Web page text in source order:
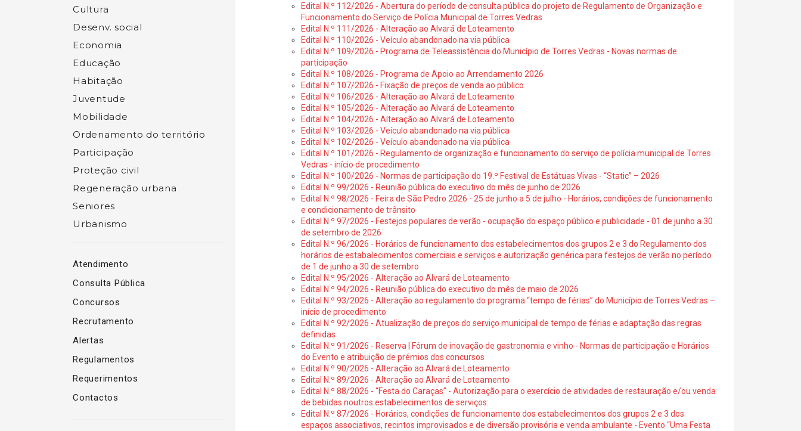
Cultura
Desenv. social
Economia
Educação
Habitação
Juventude
Mobilidade
Ordenamento do território
Participação
Proteção civil
Regeneração urbana
Seniores
Urbanismo
Atendimento
Consulta Pública
Concursos
Recrutamento
Alertas
Regulamentos
Requerimentos
Contactos
Edital N.º 112/2026 - Abertura do período de consulta pública do projeto de Regulamento de Organização e
Funcionamento do Serviço de Polícia Municipal de Torres Vedras
Edital N.º 111/2026 - Alteração ao Alvará de Loteamento
Edital N.º 110/2026 - Veículo abandonado na via pública
Edital N.º 109/2026 - Programa de Teleassistência do Município de Torres Vedras - Novas normas de
participação
Edital N.º 108/2026 - Programa de Apoio ao Arrendamento 2026
Edital N.º 107/2026 - Fixação de preços de venda ao público
Edital N.º 106/2026 - Alteração ao Alvará de Loteamento
Edital N.º 105/2026 - Alteração ao Alvará de Loteamento
Edital N.º 104/2026 - Alteração ao Alvará de Loteamento
Edital N.º 103/2026 - Veículo abandonado na via pública
Edital N.º 102/2026 - Veículo abandonado na via pública
Edital N.º 101/2026 - Regulamento de organização e funcionamento do serviço de polícia municipal de Torres
Vedras - início de procedimento
Edital N.º 100/2026 - Normas de participação do 19.º Festival de Estátuas Vivas - “Static” – 2026
Edital N.º 99/2026 - Reunião pública do executivo do mês de junho de 2026
Edital N.º 98/2026 - Feira de São Pedro 2026 - 25 de junho a 5 de julho - Horários, condições de funcionamento
e condicionamento de trânsito
Edital N.º 97/2026 - Festejos populares de verão - ocupação do espaço público e publicidade - 01 de junho a 30
de setembro de 2026
Edital N.º 96/2026 - Horários de funcionamento dos estabelecimentos dos grupos 2 e 3 do Regulamento dos
horários de estabalecimentos comerciais e serviços e autorização genérica para festejos de verão no período
de 1 de junho a 30 de setembro
Edital N.º 95/2026 - Alteração ao Alvará de Loteamento
Edital N.º 94/2026 - Reunião pública do executivo do mês de maio de 2026
Edital N.º 93/2026 - Alteração ao regulamento do programa “tempo de férias” do Município de Torres Vedras –
início de procedimento
Edital N.º 92/2026 - Atualização de preços do serviço municipal de tempo de férias e adaptação das regras
definidas
Edital N.º 91/2026 - Reserva | Fórum de inovação de gastronomia e vinho - Normas de participação e Horários
do Evento e atribuição de prémios dos concursos
Edital N.º 90/2026 - Alteração ao Alvará de Loteamento
Edital N.º 89/2026 - Alteração ao Alvará de Loteamento
Edital N.º 88/2026 - “Festa do Caraças” - Autorização para o exercício de atividades de restauração e/ou venda
de bebidas noutros estabelecimentos de serviços:
Edital N.º 87/2026 - Horários, condições de funcionamento dos estabelecimentos dos grupos 2 e 3 dos
espaços associativos, recintos improvisados e de diversão provisória e venda ambulante - Evento “Uma Festa